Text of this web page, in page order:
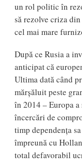
un rol politic în
să rezolve criza
cel mai mare
După ce Rusia a
anticipat că
Ultima dată când
mărșăluit peste
în 2014 – Europa
încercări de
timp dependența
împreună cu
total defavorabil